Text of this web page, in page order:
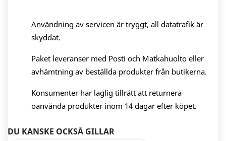
Användning av servicen är tryggt, all datatrafik är
skyddat.
Paket leveranser med Posti och Matkahuolto eller
avhämtning av beställda produkter från butikerna.
Konsumenter har laglig tillrätt att returnera
oanvända produkter inom 14 dagar efter köpet.
DU KANSKE OCKSÅ GILLAR